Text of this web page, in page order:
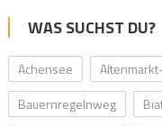
WAS SUCHST DU?
Achensee
Bauernregelnweg